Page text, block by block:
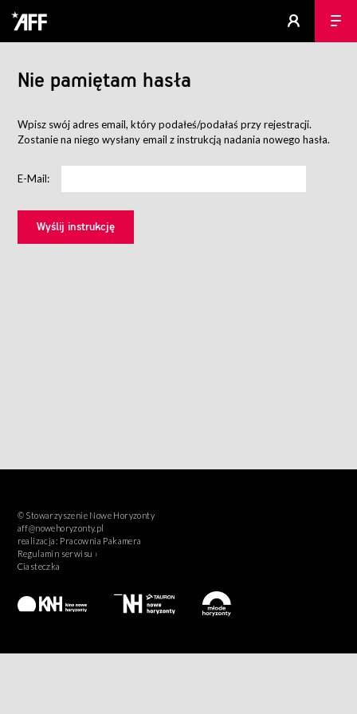
Nie pamiętam hasła
Wpisz swój adres email, który podałeś/podałaś przy rejestracji.
Zostanie na niego wysłany email z instrukcją nadania nowego hasła.
E-Mail:
© Stowarzyszenie Nowe Horyzonty
aff@nowehoryzonty.pl
realizacja: Pracownia Pakamera
Regulamin serwisu ›
Ciasteczka